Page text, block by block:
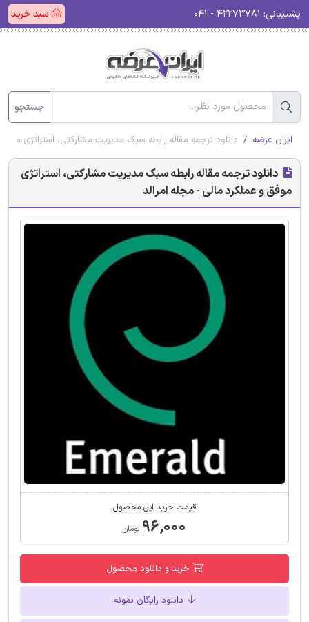
پشتیبانی: سبد خرید
جستجو
ایران عرضه دانلود ترجمه مقاله رابطه سبک مدیریت مشارکتی، استراتژی
دانلود ترجمه مقاله رابطه سبک مدیریت مشارکتی، استراتژی
موفق و عملکرد مالی - مجله امرالد
قیمت خرید این محصول
۹۶,۰۰۰ تومان
خرید و دانلود محصول
دانلود رایگان نمونه